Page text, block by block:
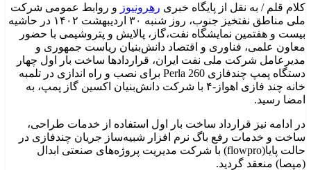
کلام قلم / به نقل از پایگاه خبری رهرونیوز و روابط عمومی شرکت
ملی مناطق نفتخیز جنوب، روز شنبه ۳۰ اردیبهشت ۱۴۰۲ در حاشیه
بیست و هفتمین نمایشگاه نفت،گاز، پالایش و پتروشیمی با حضور
معاون علمی، فناوری و اقتصاد دانش‌بنیان ریاست جمهوری و
مدیرعامل شرکت ملی نفت ایران، قراردادها ساخت بار اول چهار
دستگاه پمپ چندفازی Perla 260 برای نصب و راه اندازی در تلمبه
خانه چند فازی اهواز-۴ با شرکت دانش‌بنیان اکسین گاز پمپ، به
امضا رسید.
در ادامه نیز قرارداد ساخت بار اول استفاده از خدمات طراحی،
ساخت و خدمات رفع باگ نرم افزار شبیه‌ساز جریان چندفازی در
حالت پایا(flowpro) با شرکت مدیریت پروژه‌های صنعتی ابدال
(مپصا) منعقد گردید.